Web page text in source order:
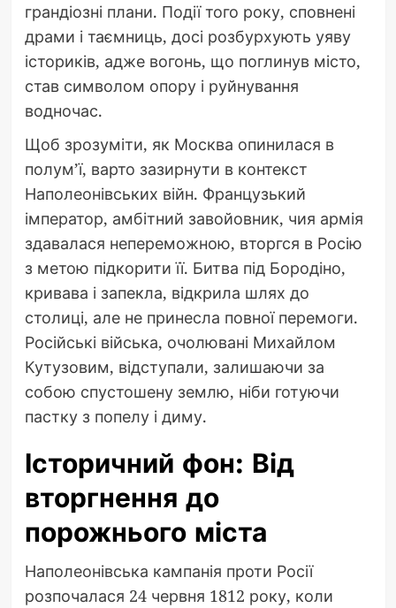
грандіозні плани. Події того року, сповнені
драми і таємниць, досі розбурхують уяву
істориків, адже вогонь, що поглинув місто,
став символом опору і руйнування
водночас.
Щоб зрозуміти, як Москва опинилася в
полум’ї, варто зазирнути в контекст
Наполеонівських війн. Французький
імператор, амбітний завойовник, чия армія
здавалася непереможною, вторгся в Росію
з метою підкорити її. Битва під Бородіно,
кривава і запекла, відкрила шлях до
столиці, але не принесла повної перемоги.
Російські війська, очолювані Михайлом
Кутузовим, відступали, залишаючи за
собою спустошену землю, ніби готуючи
пастку з попелу і диму.
Історичний фон: Від
вторгнення до
порожнього міста
Наполеонівська кампанія проти Росії
розпочалася 24 червня 1812 року, коли